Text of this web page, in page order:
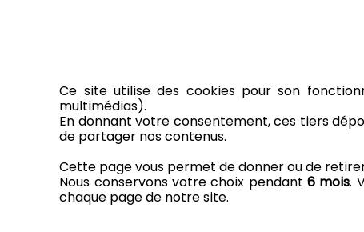
Ce site utilise des cookies pour son
multimédias).
En donnant votre consentement, ces tiers
de partager nos contenus.
Cette page vous permet de donner ou de
Nous conservons votre choix pendant6 mois.
chaque page de notre site.